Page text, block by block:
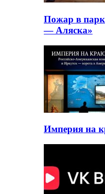
Пожар в
— Аляска»
Империя на